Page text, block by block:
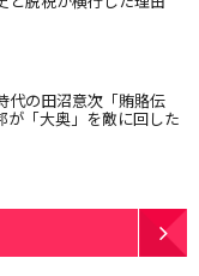
代の田沼意次「賄賂伝
が「大奥」を敵に回した